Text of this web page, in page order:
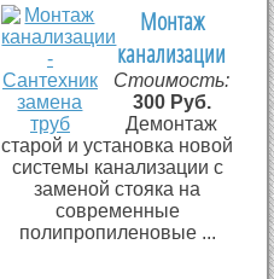
Монтаж
канализации
Стоимость:
300 Руб.
Демонтаж
старой и установка новой
системы канализации с
заменой стояка на
современные
полипропиленовые ...